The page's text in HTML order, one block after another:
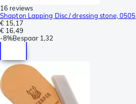
16 reviews
Shapton Lapping Disc / dressing stone, 0505
€ 15,17
€ 16,49
-8%Bespaar 1,32